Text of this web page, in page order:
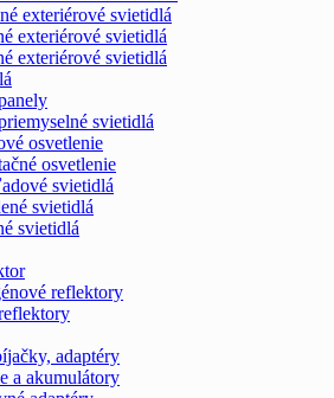
exteriérové svietidlá
exteriérové svietidlá
exteriérové svietidlá
svietidlá
osvetlenie
osvetlenie
svietidlá
svietidlá
svietidlá
reflektory
adaptéry
a akumulátory